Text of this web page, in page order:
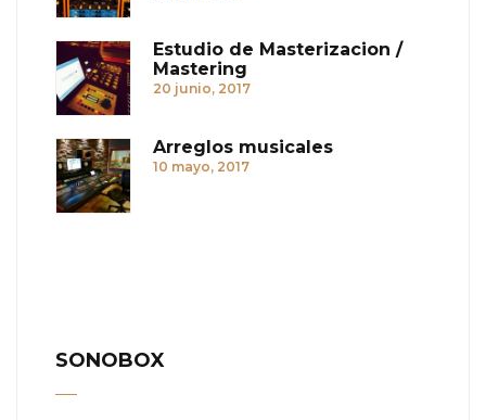
Estudio de Masterizacion /
Mastering
20 junio, 2017
Arreglos musicales
10 mayo, 2017
SONOBOX